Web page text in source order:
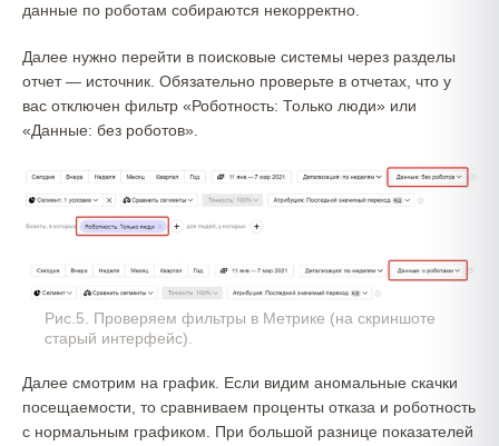
данные по роботам собираются некорректно.
Далее нужно перейти в поисковые системы через разделы
отчет — источник. Обязательно проверьте в отчетах, что у
вас отключен фильтр «Роботность: Только люди» или
«Данные: без роботов».
Рис.5. Проверяем фильтры в Метрике (на скриншоте
старый интерфейс).
Далее смотрим на график. Если видим аномальные скачки
посещаемости, то сравниваем проценты отказа и роботность
с нормальным графиком. При большой разнице показателей